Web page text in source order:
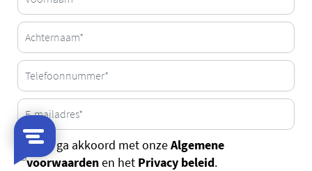
Ja, ik ga akkoord met onzeAlgemene
voorwaardenen het Privacy beleid.